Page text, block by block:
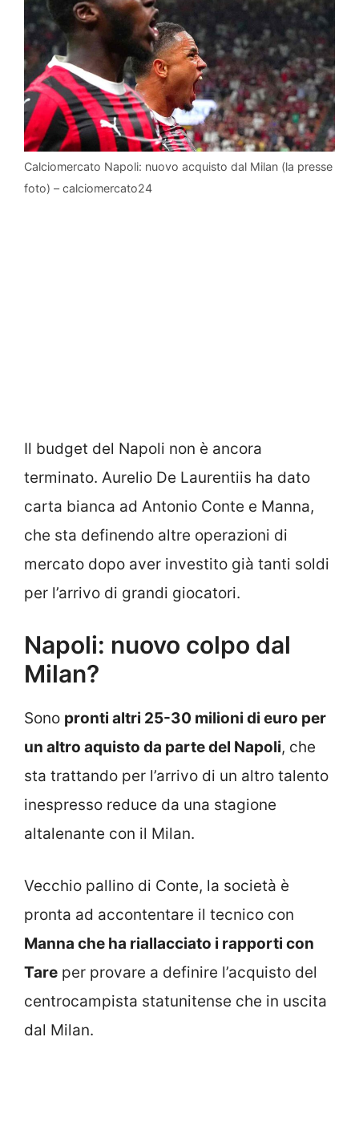
Calciomercato Napoli: nuovo acquisto dal Milan (la presse
foto) – calciomercato24
Il budget del Napoli non è ancora
terminato. Aurelio De Laurentiis ha dato
carta bianca ad Antonio Conte e Manna,
che sta definendo altre operazioni di
mercato dopo aver investito già tanti soldi
per l’arrivo di grandi giocatori.
Napoli: nuovo colpo dal
Milan?
Sono pronti altri 25-30 milioni di euro per
un altro aquisto da parte del Napoli, che
sta trattando per l’arrivo di un altro talento
inespresso reduce da una stagione
altalenante con il Milan.
Vecchio pallino di Conte, la società è
pronta ad accontentare il tecnico con
Manna che ha riallacciato i rapporti con
Tare per provare a definire l’acquisto del
centrocampista statunitense che in uscita
dal Milan.